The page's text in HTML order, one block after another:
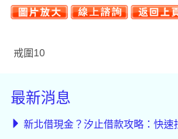
戒圍10
最新消息
新北借現金？汐止借款攻略：快